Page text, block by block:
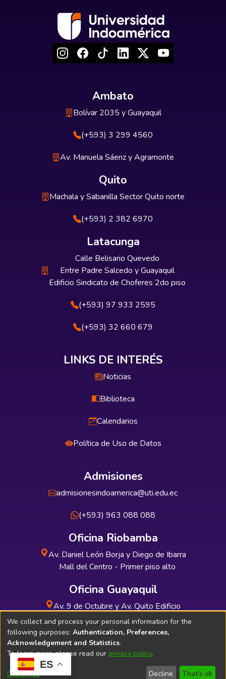
ES
Ambato
Bolívar 2035 y Guayaquil
(+593) 3 299 4560
Av. Manuela Sáenz y Agramonte
Quito
Machala y Sabanilla Sector Quito norte
(+593) 2 382 6970
Latacunga
Calle Belisario Quevedo
Entre Padre Salcedo y Guayaquil
Edificio Sindicato de Choferes 2do piso
(+593) 97 933 2595
(+593) 32 660 679
LINKS DE INTERÉS
Noticias
Biblioteca
Calendarios
Política de Uso de Datos
Admisiones
admisionesindoamerica@uti.edu.ec
(+593) 963 088 088
Oficina Riobamba
Av. Daniel León Borja y Diego de Ibarra
Mall del Centro - Primer piso alto
Oficina Guayaquil
Av. 9 de Octubre y Av. Quito Edificio
INDUAUTO - Planta baja
Soporte Técnico Bibliolatino.com
We collect and process your personal information for the
following purposes: Authentication, Preferences,
Acknowledgement and Statistics.
To learn more, please read our privacy policy.
Customize Decline That's ok